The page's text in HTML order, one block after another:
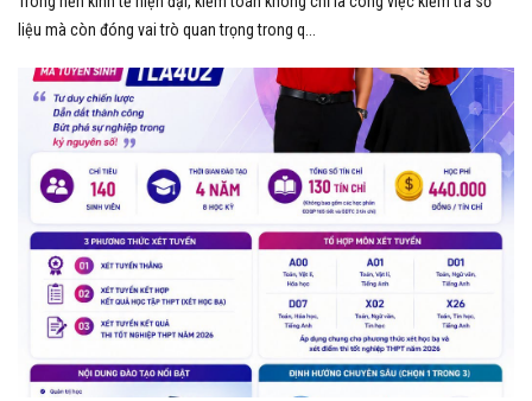
liệu mà còn đóng vai trò quan trọng trong q...